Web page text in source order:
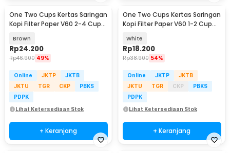
One Two Cups Kertas Saringan
Kopi Filter Paper V60 2-4 Cups
Brown
Rp24.200
Rp46.900 49%
Online JKTP
JKTB
JKTU
TGR CKP
PBKS
PDPK
Lihat Ketersediaan Stok
+ Keranjang
One Two Cups Kertas Saringan
Kopi Filter Paper V60 1-2 Cup
White
Rp18.200
Rp38.900 54%
Online JKTP
JKTB
JKTU
TGR CKP
PBKS
PDPK
Lihat Ketersediaan Stok
+ Keranjang